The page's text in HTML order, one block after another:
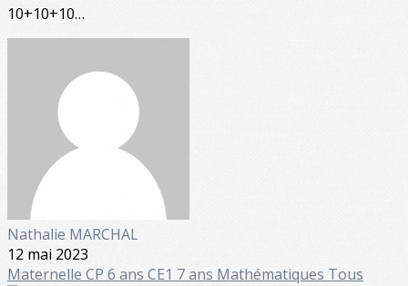
10+10+10…
Nathalie MARCHAL
12 mai 2023
Maternelle CP 6 ans CE1 7 ans Mathématiques Tous